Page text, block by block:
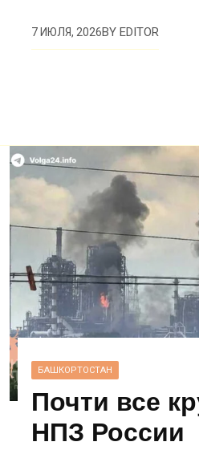
7 ИЮЛЯ, 2026BYEDITOR
БАШКОРТОСТАН
Почти все
НПЗ России